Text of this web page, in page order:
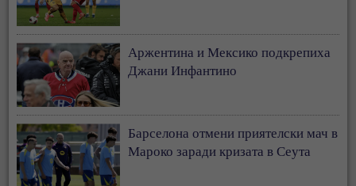
Аржентина и Мексико подкрепиха
Джани Инфантино
Барселона отмени приятелски мач в
Мароко заради кризата в Сеута